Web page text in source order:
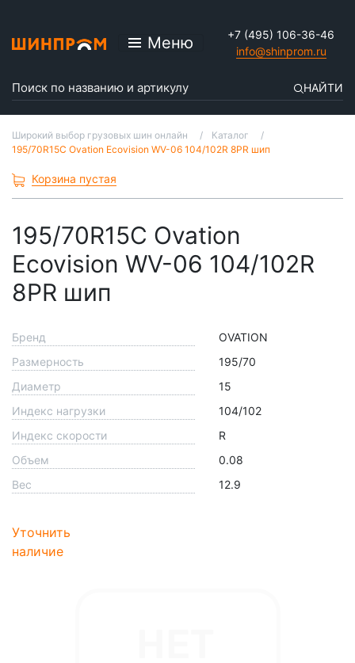
Меню
+7 (495) 106-36-46
info@shinprom.ru
НАЙТИ
Широкий выбор грузовых шин онлайн
Каталог
195/70R15C Ovation Ecovision WV-06 104/102R 8PR шип
Корзина пустая
195/70R15C Ovation
Ecovision WV-06 104/102R
8PR шип
Бренд
OVATION
Размерность
195/70
Диаметр
15
Индекс нагрузки
104/102
Индекс скорости
R
Объем
0.08
Вес
12.9
Уточнить
наличие